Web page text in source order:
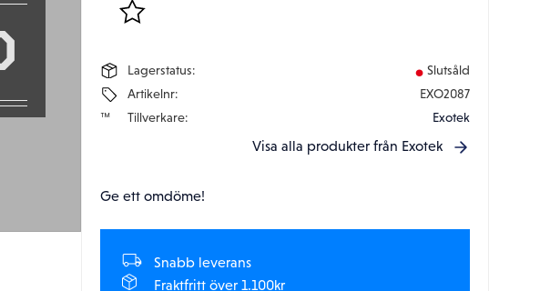
Lägg till i favoriter
Lagerstatus
Slutsåld
Artikelnr
EXO2087
Tillverkare
Exotek
Visa alla produkter från Exotek
Ge ett omdöme!
Snabb leverans
Fraktfritt över 1.100kr